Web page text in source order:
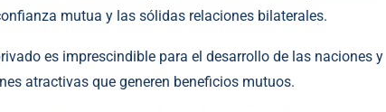
mutua y las sólidas relaciones bilaterales.
es imprescindible para el desarrollo de las naciones y
atractivas que generen beneficios mutuos.